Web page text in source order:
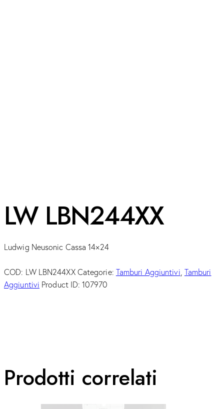
LW LBN244XX
Ludwig Neusonic Cassa 14×24
COD: LW LBN244XX Categorie: Tamburi Aggiuntivi, Tamburi
Aggiuntivi Product ID:107970
Prodotti correlati